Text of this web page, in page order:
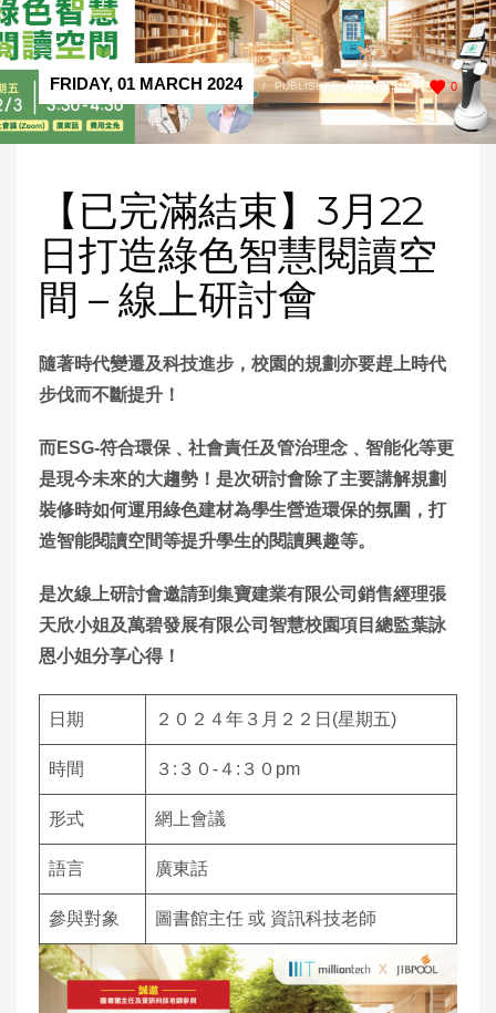
0
FRIDAY, 01 MARCH 2024 / PUBLISHED INWORKSHOP
【已完滿結束】3月22
日打造綠色智慧閱讀空
間 – 線上研討會
隨著時代變遷及科技進步，校園的規劃亦要趕上時代
步伐而不斷提升！
而ESG-符合環保﹑社會責任及管治理念﹑智能化等更
是現今未來的大趨勢！是次研討會除了主要講解規劃
裝修時如何運用綠色建材為學生營造環保的氛圍，打
造智能閱讀空間等提升學生的閱讀興趣等。
是次線上研討會邀請到集寶建業有限公司 銷售經理張
天欣小姐 及萬碧發展有限公司智慧校園項目總監葉詠
恩小姐分享心得！
日期 ２０２４年３月２２日(星期五)
時間 ３:３０-４:３０pm
形式 網上會議
語言 廣東話
參與對象 圖書館主任 或 資訊科技老師